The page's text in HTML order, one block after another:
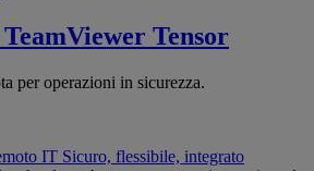
TeamViewer Tensor
per operazioni in sicurezza.
IT Sicuro, flessibile, integrato